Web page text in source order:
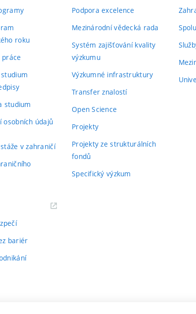
roku
práce
studium
osobních údajů
v zahraničí
bariér
Podpora excelence
Mezinárodní vědecká rada
Systém zajišťování kvality
výzkumu
Výzkumné infrastruktury
Transfer znalostí
Open Science
Projekty
Projekty ze strukturálních
fondů
Specifický výzkum